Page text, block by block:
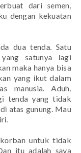
dari semen,
dengan kekuatan
dua tenda. Satu
satunya lagi
maka hanya bisa
yang ikut dalam
manusia. Aduh,
tenda yang tidak
atas gunung. Mau
untuk tidak
itu adalah saya